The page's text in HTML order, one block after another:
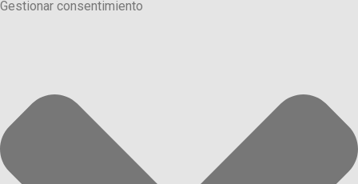
Gestionar consentimiento